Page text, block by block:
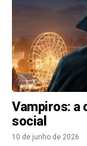
Vampiros: a
social
10 de junho de 2026